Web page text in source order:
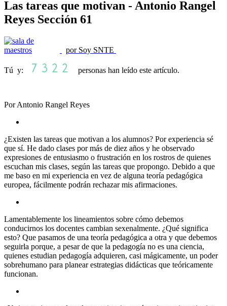
Las tareas que motivan - Antonio Rangel
Reyes Sección 61
por Soy SNTE
Tú y: personas han leído este artículo.
Por Antonio Rangel Reyes
¿Existen las tareas que motivan a los alumnos? Por experiencia sé
que sí. He dado clases por más de diez años y he observado
expresiones de entusiasmo o frustración en los rostros de quienes
escuchan mis clases, según las tareas que propongo. Debido a que
me baso en mi experiencia en vez de alguna teoría pedagógica
europea, fácilmente podrán rechazar mis afirmaciones.
Lamentablemente los lineamientos sobre cómo debemos
conducirnos los docentes cambian sexenalmente. ¿Qué significa
esto? Que pasamos de una teoría pedagógica a otra y que debemos
seguirla porque, a pesar de que la pedagogía no es una ciencia,
quienes estudian pedagogía adquieren, casi mágicamente, un poder
sobrehumano para planear estrategias didácticas que teóricamente
funcionan.